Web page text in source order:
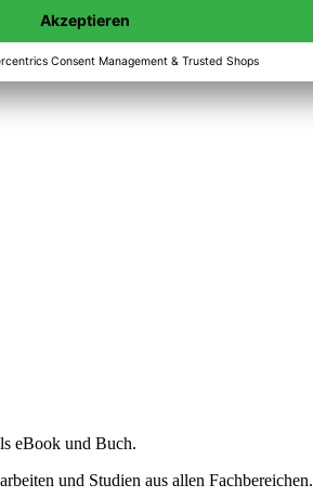
eBook und Buch.
und Studien aus allen Fachbereichen.